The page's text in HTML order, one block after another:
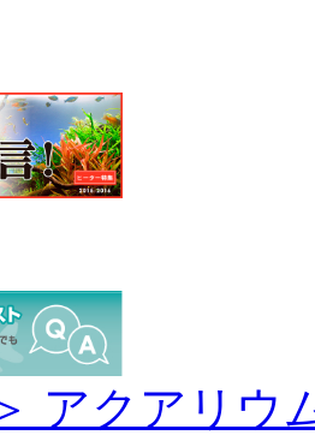
アクアリウ